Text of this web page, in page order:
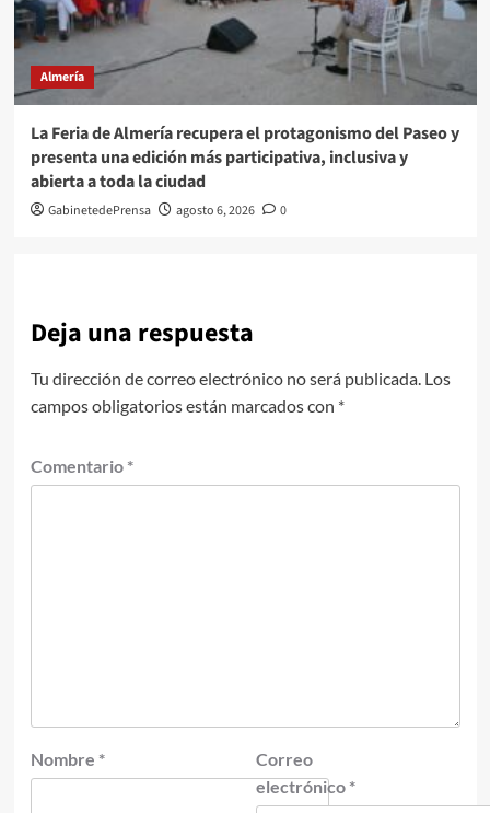
Almería
La Feria de Almería recupera el protagonismo del Paseo y
presenta una edición más participativa, inclusiva y
abierta a toda la ciudad
GabinetedePrensa agosto 6, 2026 0
Deja una respuesta
Tu dirección de correo electrónico no será publicada. Los
campos obligatorios están marcados con *
Comentario *
Nombre *
Correo
electrónico *